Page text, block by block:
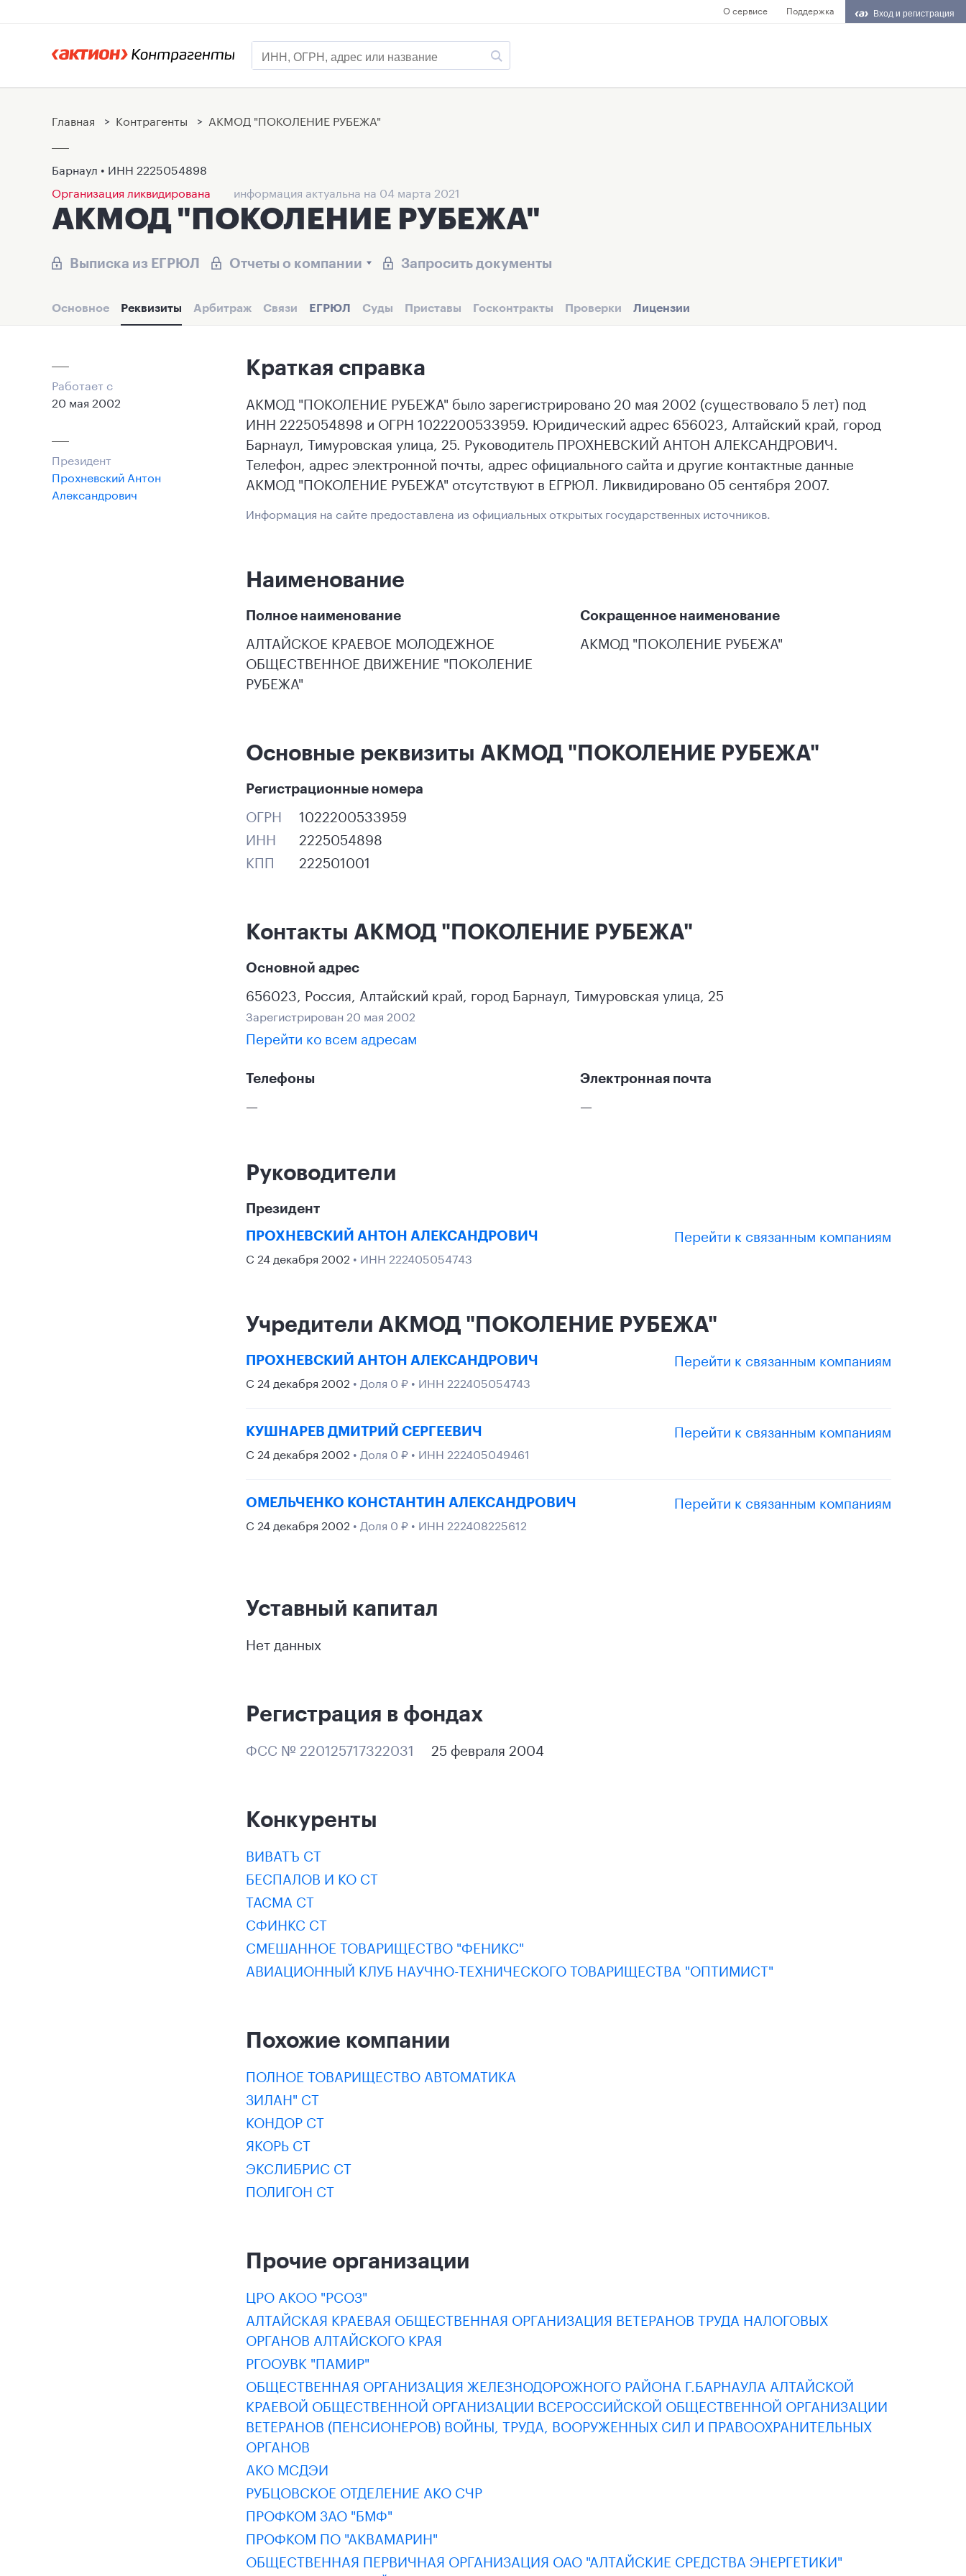
О сервисе Поддержка Вход и регистрация
Главная > Контрагенты > АКМОД "ПОКОЛЕНИЕ РУБЕЖА"
Барнаул • ИНН 2225054898
Организация ликвидирована
информация актуальна на 04 марта 2021
АКМОД "ПОКОЛЕНИЕ РУБЕЖА"
Выписка из ЕГРЮЛ Отчеты о компании Запросить документы
Основное Реквизиты Арбитраж Связи ЕГРЮЛ Суды Приставы Госконтракты Проверки Лицензии
Работает с
20 мая 2002
Президент
Прохневский Антон
Александрович
Краткая справка
АКМОД "ПОКОЛЕНИЕ РУБЕЖА" было зарегистрировано 20 мая 2002 (существовало 5 лет) под
ИНН 2225054898 и ОГРН 1022200533959. Юридический адрес 656023, Алтайский край, город
Барнаул, Тимуровская улица, 25. Руководитель ПРОХНЕВСКИЙ АНТОН АЛЕКСАНДРОВИЧ.
Телефон, адрес электронной почты, адрес официального сайта и другие контактные данные
АКМОД "ПОКОЛЕНИЕ РУБЕЖА" отсутствуют в ЕГРЮЛ. Ликвидировано 05 сентября 2007.
Информация на сайте предоставлена из официальных открытых государственных источников.
Наименование
Полное наименование
АЛТАЙСКОЕ КРАЕВОЕ МОЛОДЕЖНОЕ
ОБЩЕСТВЕННОЕ ДВИЖЕНИЕ "ПОКОЛЕНИЕ
РУБЕЖА"
Сокращенное наименование
АКМОД "ПОКОЛЕНИЕ РУБЕЖА"
Основные реквизиты АКМОД "ПОКОЛЕНИЕ РУБЕЖА"
Регистрационные номера
ОГРН
1022200533959
ИНН
2225054898
КПП
222501001
Контакты АКМОД "ПОКОЛЕНИЕ РУБЕЖА"
Основной адрес
656023, Россия, Алтайский край, город Барнаул, Тимуровская улица, 25
Зарегистрирован 20 мая 2002
Перейти ко всем адресам
Телефоны
—
Электронная почта
—
Руководители
Президент
ПРОХНЕВСКИЙ АНТОН АЛЕКСАНДРОВИЧ
С 24 декабря 2002 • ИНН 222405054743
Перейти к связанным компаниям
Учредители АКМОД "ПОКОЛЕНИЕ РУБЕЖА"
ПРОХНЕВСКИЙ АНТОН АЛЕКСАНДРОВИЧ
С 24 декабря 2002 • Доля 0 ₽ • ИНН 222405054743
Перейти к связанным компаниям
КУШНАРЕВ ДМИТРИЙ СЕРГЕЕВИЧ
С 24 декабря 2002 • Доля 0 ₽ • ИНН 222405049461
Перейти к связанным компаниям
ОМЕЛЬЧЕНКО КОНСТАНТИН АЛЕКСАНДРОВИЧ
С 24 декабря 2002 • Доля 0 ₽ • ИНН 222408225612
Перейти к связанным компаниям
Уставный капитал
Нет данных
Регистрация в фондах
ФСС № 220125717322031 25 февраля 2004
Конкуренты
ВИВАТЪ СТ
БЕСПАЛОВ И КО СТ
ТАСМА СТ
СФИНКС СТ
СМЕШАННОЕ ТОВАРИЩЕСТВО "ФЕНИКС"
АВИАЦИОННЫЙ КЛУБ НАУЧНО-ТЕХНИЧЕСКОГО ТОВАРИЩЕСТВА "ОПТИМИСТ"
Похожие компании
ПОЛНОЕ ТОВАРИЩЕСТВО АВТОМАТИКА
ЗИЛАН" СТ
КОНДОР СТ
ЯКОРЬ СТ
ЭКСЛИБРИС СТ
ПОЛИГОН СТ
Прочие организации
ЦРО АКОО "РСОЗ"
АЛТАЙСКАЯ КРАЕВАЯ ОБЩЕСТВЕННАЯ ОРГАНИЗАЦИЯ ВЕТЕРАНОВ ТРУДА НАЛОГОВЫХ
ОРГАНОВ АЛТАЙСКОГО КРАЯ
РГООУВК "ПАМИР"
ОБЩЕСТВЕННАЯ ОРГАНИЗАЦИЯ ЖЕЛЕЗНОДОРОЖНОГО РАЙОНА Г.БАРНАУЛА АЛТАЙСКОЙ
КРАЕВОЙ ОБЩЕСТВЕННОЙ ОРГАНИЗАЦИИ ВСЕРОССИЙСКОЙ ОБЩЕСТВЕННОЙ ОРГАНИЗАЦИИ
ВЕТЕРАНОВ (ПЕНСИОНЕРОВ) ВОЙНЫ, ТРУДА, ВООРУЖЕННЫХ СИЛ И ПРАВООХРАНИТЕЛЬНЫХ
ОРГАНОВ
АКО МСДЭИ
РУБЦОВСКОЕ ОТДЕЛЕНИЕ АКО СЧР
ПРОФКОМ ЗАО "БМФ"
ПРОФКОМ ПО "АКВАМАРИН"
ОБЩЕСТВЕННАЯ ПЕРВИЧНАЯ ОРГАНИЗАЦИЯ ОАО "АЛТАЙСКИЕ СРЕДСТВА ЭНЕРГЕТИКИ"